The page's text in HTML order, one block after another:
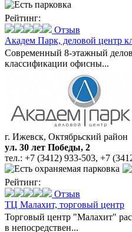
Рейтинг:
Отзыв
Академ Парк, деловой центр
Современный 8-этажный
классификации офисны...
г. Ижевск, Октябрьский район
ул. 30 лет Победы, 2
тел.: +7 (3412) 933-503, +7
Рейтинг:
Отзыв
ТЦ Малахит, торговый центр
Торговый центр "Малахит"
в непосредствен...